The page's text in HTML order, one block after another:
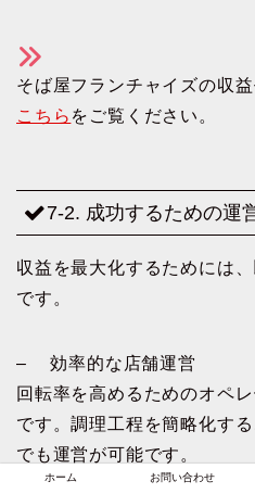
そば屋フランチャイズの収
こちら をご覧ください。
7-2. 成功するための運
収益を最大化するためには
です。
– 効率的な店舗運営
回転率を高めるためのオペ
です。調理工程を簡略化す
でも運営が可能です。
ホーム お問い合わせ
プラ